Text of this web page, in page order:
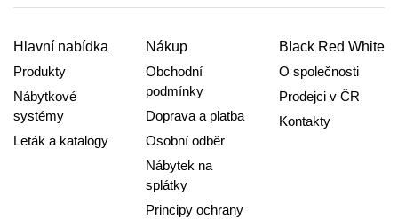
Hlavní nabídka
Produkty
Nábytkové
systémy
Leták a katalogy
Nákup
Obchodní
podmínky
Doprava a platba
Osobní odběr
Nábytek na
splátky
Principy ochrany
Black Red White
O společnosti
Prodejci v ČR
Kontakty